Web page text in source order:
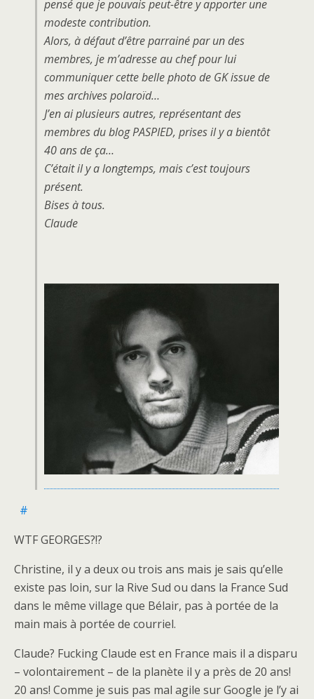
pensé que je pouvais peut-être y apporter une
modeste contribution.
Alors, à défaut d’être parrainé par un des
membres, je m’adresse au chef pour lui
communiquer cette belle photo de GK issue de
mes archives polaroïd…
J’en ai plusieurs autres, représentant des
membres du blog PASPIED, prises il y a bientôt
40 ans de ça…
C’était il y a longtemps, mais c’est toujours
présent.
Bises à tous.
Claude
#
WTF GEORGES?!?
Christine, il y a deux ou trois ans mais je sais qu’elle
existe pas loin, sur la Rive Sud ou dans la France Sud
dans le même village que Bélair, pas à portée de la
main mais à portée de courriel.
Claude? Fucking Claude est en France mais il a disparu
– volontairement – de la planète il y a près de 20 ans!
20 ans! Comme je suis pas mal agile sur Google je l’y ai